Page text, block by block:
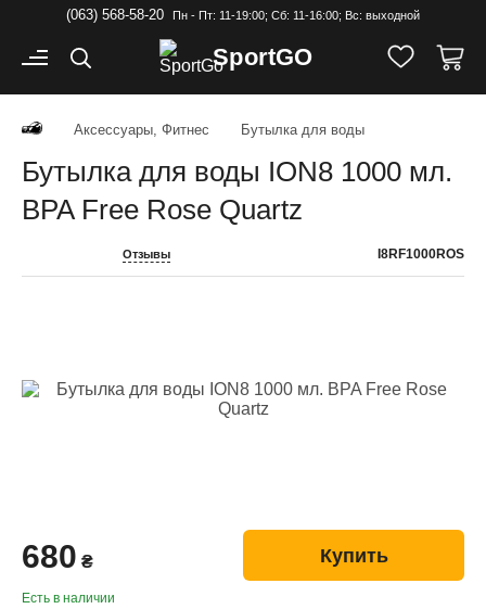
(063) 568-58-20 Пн - Пт: 11-19:00; Cб: 11-16:00; Вс: выходной
SportGO
Аксессуары, Фитнес Бутылка для воды
Бутылка для воды ION8 1000 мл.
BPA Free Rose Quartz
Отзывы I8RF1000ROS
680 ₴
Есть в наличии
Купить